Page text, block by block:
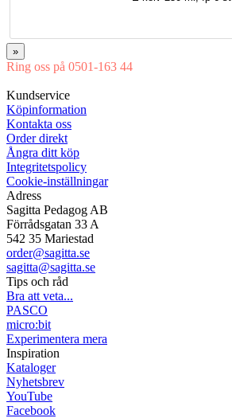
»
Ring oss på 0501-163 44
Kundservice
Köpinformation
Kontakta oss
Order direkt
Ångra ditt köp
Integritetspolicy
Cookie-inställningar
Adress
Sagitta Pedagog AB
Förrådsgatan 33 A
542 35 Mariestad
order@sagitta.se
sagitta@sagitta.se
Tips och råd
Bra att veta...
PASCO
micro:bit
Experimentera mera
Inspiration
Kataloger
Nyhetsbrev
YouTube
Facebook